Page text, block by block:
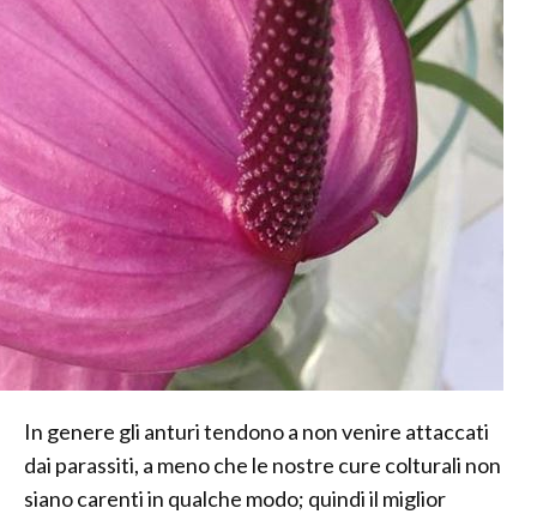
In genere gli anturi tendono a non venire attaccati
dai parassiti, a meno che le nostre cure colturali non
siano carenti in qualche modo; quindi il miglior